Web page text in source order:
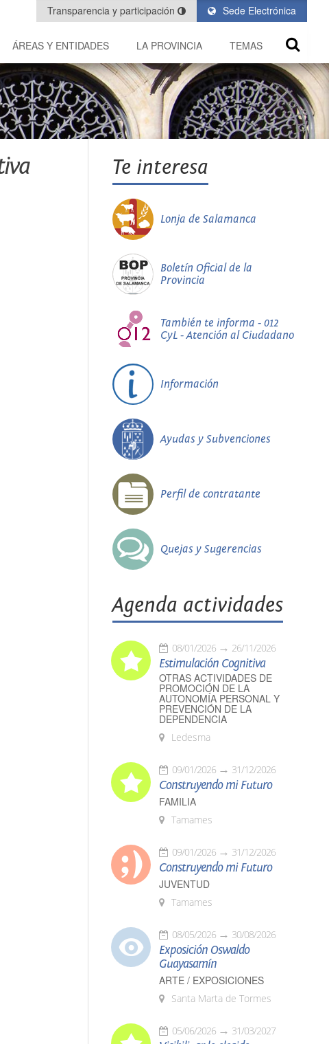
Sede Electrónica
Transparencia y participación
ÁREAS Y ENTIDADES LA PROVINCIA TEMAS
Te interesa
Lonja de Salamanca
Boletín Oficial de la
Provincia
También te informa - 012
CyL - Atención al Ciudadano
Información
Ayudas y Subvenciones
Perfil de contratante
Quejas y Sugerencias
Agenda actividades
08/01/2026 26/11/2026
Estimulación Cognitiva
OTRAS ACTIVIDADES DE
PROMOCIÓN DE LA
AUTONOMÍA PERSONAL Y
PREVENCIÓN DE LA
DEPENDENCIA
Ledesma
09/01/2026 31/12/2026
Construyendo mi Futuro
FAMILIA
Tamames
09/01/2026 31/12/2026
Construyendo mi Futuro
JUVENTUD
Tamames
08/05/2026 30/08/2026
Exposición Oswaldo
Guayasamín
ARTE / EXPOSICIONES
Santa Marta de Tormes
05/06/2026 31/03/2027